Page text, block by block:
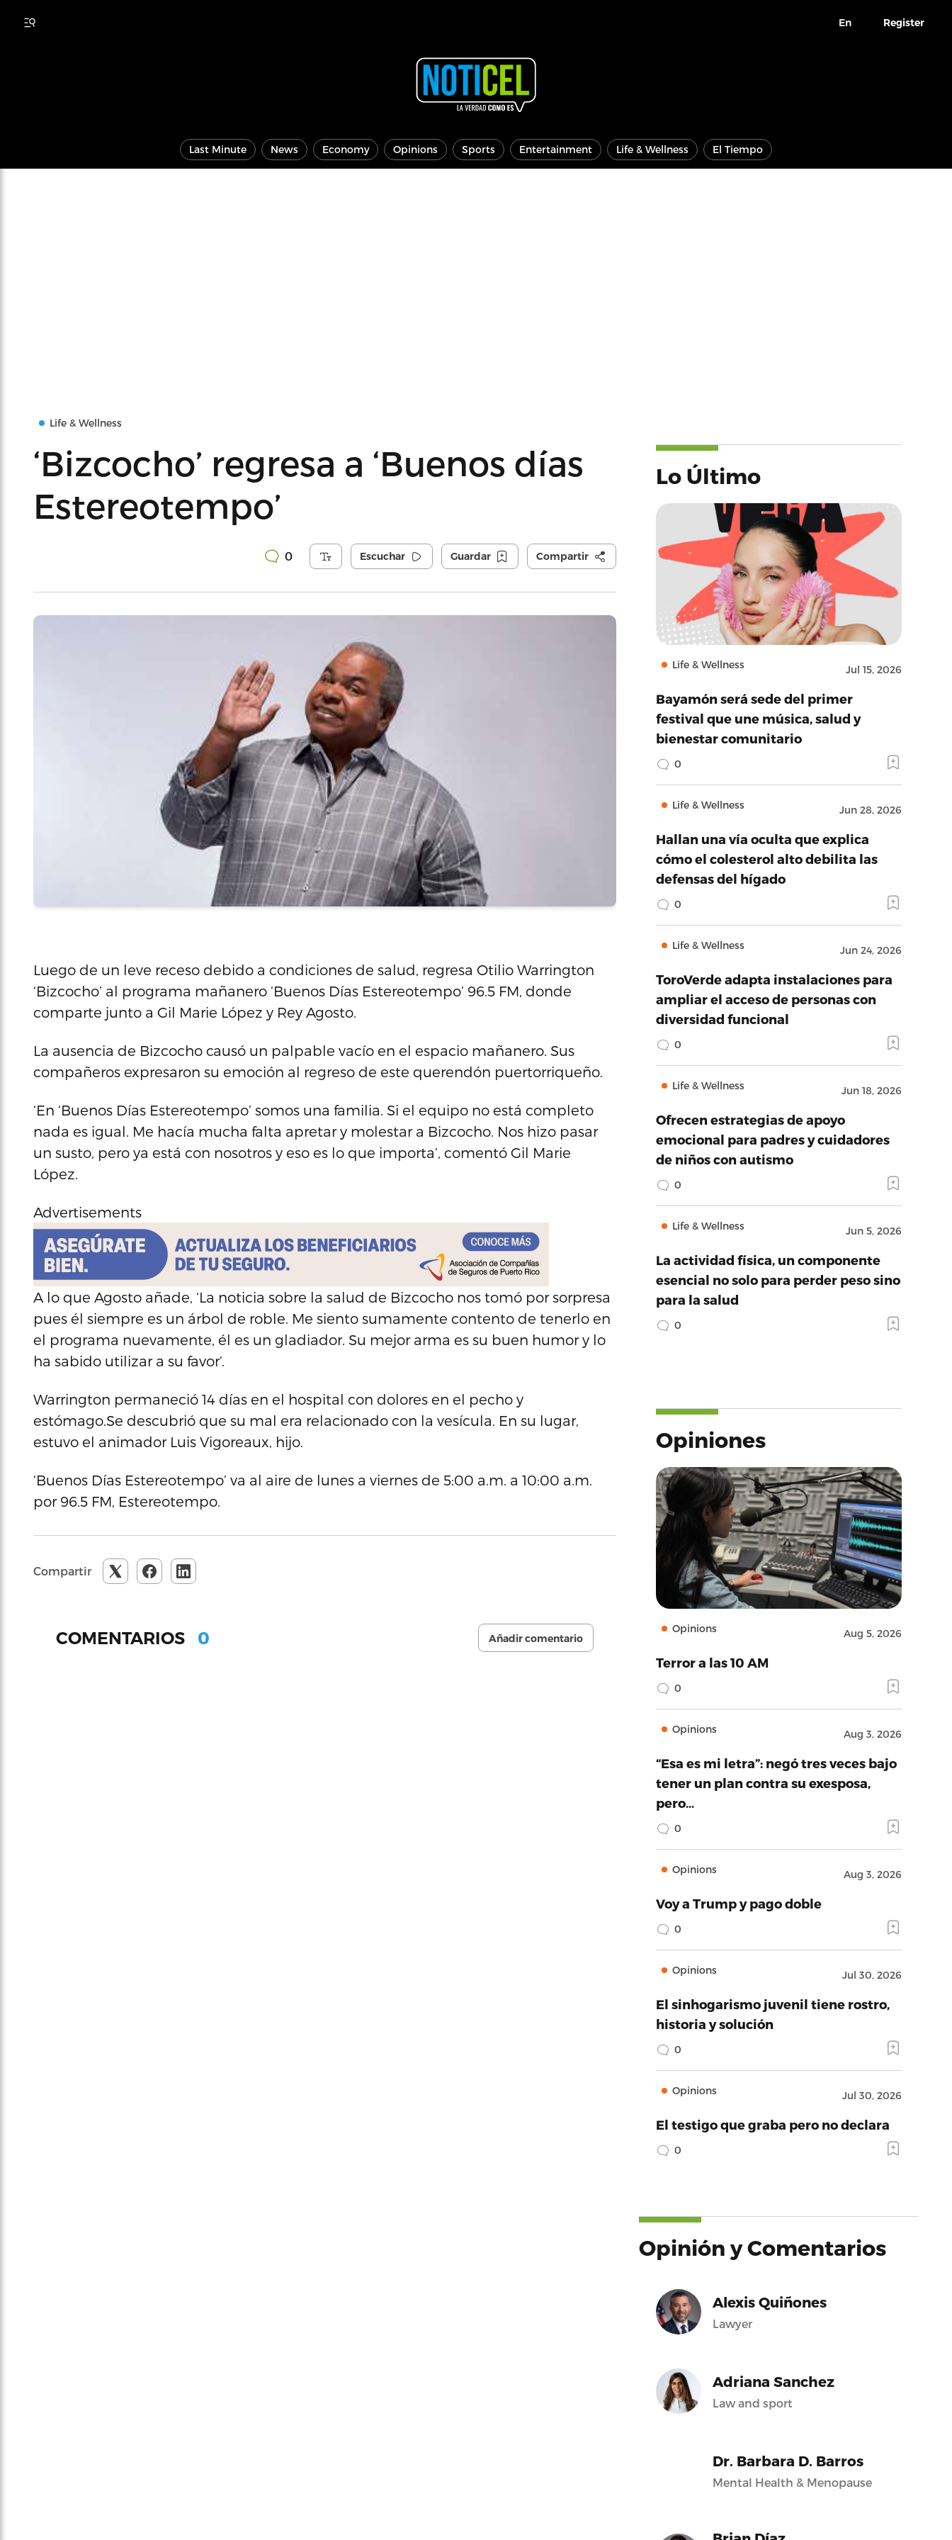
En Register
Last Minute News Economy Opinions Sports Entertainment Life & Wellness El Tiempo
Life & Wellness
‘Bizcocho’ regresa a ‘Buenos días
Estereotempo’
0 Escuchar Guardar Compartir
Luego de un leve receso debido a condiciones de salud, regresa Otilio Warrington
‘Bizcocho’ al programa mañanero ‘Buenos Días Estereotempo’ 96.5 FM, donde
comparte junto a Gil Marie López y Rey Agosto.
La ausencia de Bizcocho causó un palpable vacío en el espacio mañanero. Sus
compañeros expresaron su emoción al regreso de este querendón puertorriqueño.
‘En ‘Buenos Días Estereotempo’ somos una familia. Si el equipo no está completo
nada es igual. Me hacía mucha falta apretar y molestar a Bizcocho. Nos hizo pasar
un susto, pero ya está con nosotros y eso es lo que importa’, comentó Gil Marie
López.
Advertisements
A lo que Agosto añade, ‘La noticia sobre la salud de Bizcocho nos tomó por sorpresa
pues él siempre es un árbol de roble. Me siento sumamente contento de tenerlo en
el programa nuevamente, él es un gladiador. Su mejor arma es su buen humor y lo
ha sabido utilizar a su favor’.
Warrington permaneció 14 días en el hospital con dolores en el pecho y
estómago.Se descubrió que su mal era relacionado con la vesícula. En su lugar,
estuvo el animador Luis Vigoreaux, hijo.
‘Buenos Días Estereotempo’ va al aire de lunes a viernes de 5:00 a.m. a 10:00 a.m.
por 96.5 FM, Estereotempo.
Compartir
COMENTARIOS 0 Añadir comentario
Lo Último
Life & Wellness Jul 15, 2026
Bayamón será sede del primer
festival que une música, salud y
bienestar comunitario
0
Life & Wellness Jun 28, 2026
Hallan una vía oculta que explica
cómo el colesterol alto debilita las
defensas del hígado
0
Life & Wellness Jun 24, 2026
ToroVerde adapta instalaciones para
ampliar el acceso de personas con
diversidad funcional
0
Life & Wellness Jun 18, 2026
Ofrecen estrategias de apoyo
emocional para padres y cuidadores
de niños con autismo
0
Life & Wellness Jun 5, 2026
La actividad física, un componente
esencial no solo para perder peso sino
para la salud
0
Opiniones
Opinions Aug 5, 2026
Terror a las 10 AM
0
Opinions Aug 3, 2026
“Esa es mi letra”: negó tres veces bajo
tener un plan contra su exesposa,
pero…
0
Opinions Aug 3, 2026
Voy a Trump y pago doble
0
Opinions Jul 30, 2026
El sinhogarismo juvenil tiene rostro,
historia y solución
0
Opinions Jul 30, 2026
El testigo que graba pero no declara
0
Opinión y Comentarios
Alexis Quiñones
Lawyer
Adriana Sanchez
Law and sport
Dr. Barbara D. Barros
Mental Health & Menopause